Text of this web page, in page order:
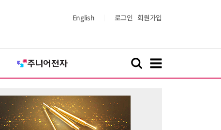
English 로그인 회원가입